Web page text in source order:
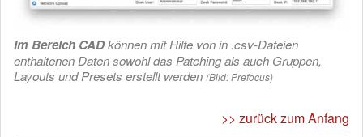
Im Bereich CADkönnen mit Hilfe von in .csv-Dateien
enthaltenen Daten sowohl das Patching als auch Gruppen,
Layouts und Presets erstellt werden (Bild: Prefocus)
>> zurück zum Anfang